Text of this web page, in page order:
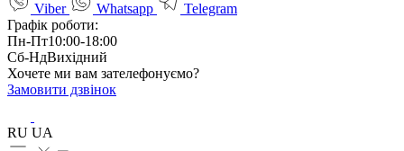
Viber
Whatsapp
Telegram
Графік роботи:
Пн-Пт10:00-18:00
Сб-НдВихідний
Хочете ми вам зателефонуємо?
Замовити дзвінок
RU UA